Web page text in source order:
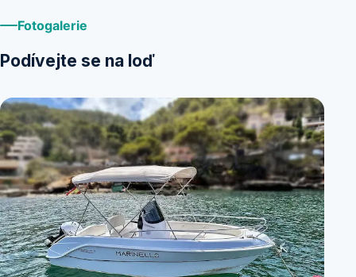
Fotogalerie
Podívejte se na loď